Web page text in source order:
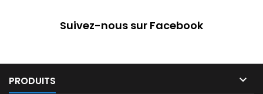
Suivez-nous sur Facebook
PRODUITS 